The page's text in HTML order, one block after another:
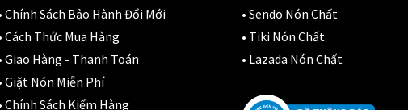
Chính Sách Bảo Hành Đổi Mới
Cách Thức Mua Hàng
Giao Hàng - Thanh Toán
Giặt Nón Miễn Phí
Chính Sách Kiểm Hàng
• Sendo Nón Chất
• Tiki Nón Chất
• Lazada Nón Chất